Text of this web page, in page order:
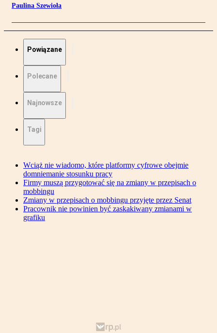
Paulina Szewioła
Powiązane
Polecane
Najnowsze
Tagi
Wciąż nie wiadomo, które platformy cyfrowe obejmie
domniemanie stosunku pracy
Firmy muszą przygotować się na zmiany w przepisach o
mobbingu
Zmiany w przepisach o mobbingu przyjęte przez Senat
Pracownik nie powinien być zaskakiwany zmianami w
grafiku